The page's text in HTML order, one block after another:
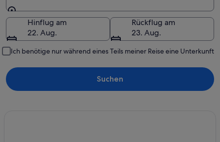
Reiseziel
Hinflug am
22. Aug.
Rückflug am
23. Aug.
Ich benötige nur während eines Teils meiner Reise eine Unterkunft
Suchen